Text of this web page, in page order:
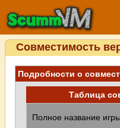
Совместимость
Подробности о
Таблица
Полное название игры